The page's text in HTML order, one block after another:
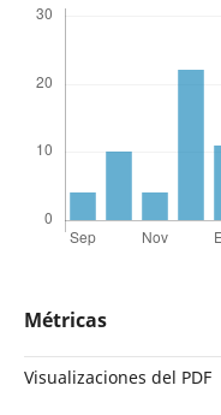
Métricas
Visualizaciones del PDF